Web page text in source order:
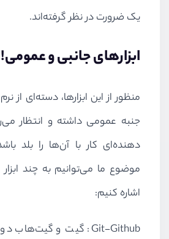
یک ضرورت در نظر گرفته‌اند.
ابزارهای جانبی و عمومی!
منظور از این ابزارها، دسته‌ای از
جنبه عمومی داشته و انتظار
دهنده‌ای کار با آن‌ها را بلد
موضوع ما می‌توانیم به چند
اشاره کنیم:
Git-Github: گیت و گیت‌هاب دو